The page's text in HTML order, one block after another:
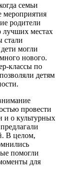
семьи
мероприятия
родители
лучших местах
стали
могли
нового.
классы по
детям
провести
и о культурных
В целом,
помогли
для